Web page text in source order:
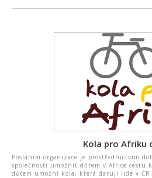
Kola pro Afriku
Posláním organizace je prostřednictvím
společnosti umožnit dětem v Africe cestu
dětem umožní kola, která darují lidé v ČR.